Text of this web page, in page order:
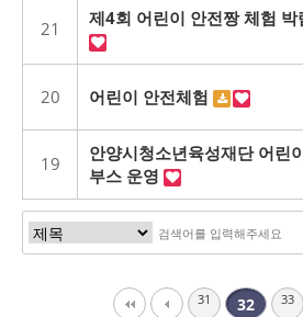
21 제4회 어린이 안전짱 체험 박
20 어린이 안전체험
19
안양시청소년육성재단 어린
부스 운영
31 32 33